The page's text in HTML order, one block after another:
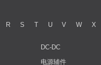
R S T U V W X
DC-DC
电源辅件